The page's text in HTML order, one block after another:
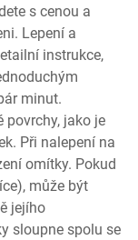
s cenou a
Lepení a
instrukce,
minut.
povrchy, jako je
Při nalepení na
omítky. Pokud
může být
jejího
sloupne spolu se